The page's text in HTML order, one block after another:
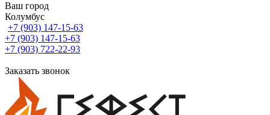
Ваш город
Колумбус
+7 (903) 147-15-63
+7 (903) 147-15-63
+7 (903) 722-22-93
Заказать звонок